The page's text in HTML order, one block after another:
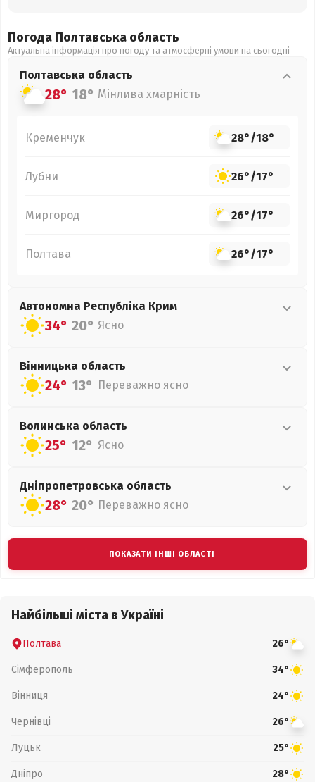
Погода Полтавська область
Актуальна інформація про погоду та атмосферні умови на сьогодні
Полтавська область
28° 18° Мінлива хмарність
Кременчук 28°/18°
Лубни 26°/17°
Миргород 26°/17°
Полтава 26°/17°
Автономна Республіка Крим
34° 20° Ясно
Вінницька область
24° 13° Переважно ясно
Волинська область
25° 12° Ясно
Дніпропетровська область
28° 20° Переважно ясно
ПОКАЗАТИ ІНШІ ОБЛАСТІ
Найбільші міста в Україні
Полтава 26°
Сімферополь 34°
Вінниця 24°
Чернівці 26°
Луцьк 25°
Дніпро 28°